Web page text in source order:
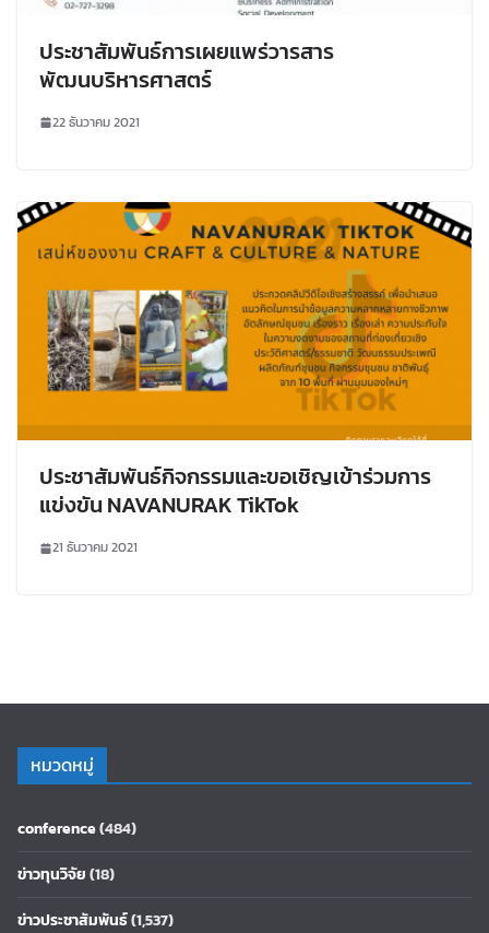
ประชาสัมพันธ์การเผยแพร่วารสาร
พัฒนบริหารศาสตร์
22 ธันวาคม 2021
ประชาสัมพันธ์กิจกรรมและขอเชิญเข้าร่วมการ
แข่งขัน NAVANURAK TikTok
21 ธันวาคม 2021
หมวดหมู่
conference(484)
ข่าวทุนวิจัย(18)
ข่าวประชาสัมพันธ์(1,537)